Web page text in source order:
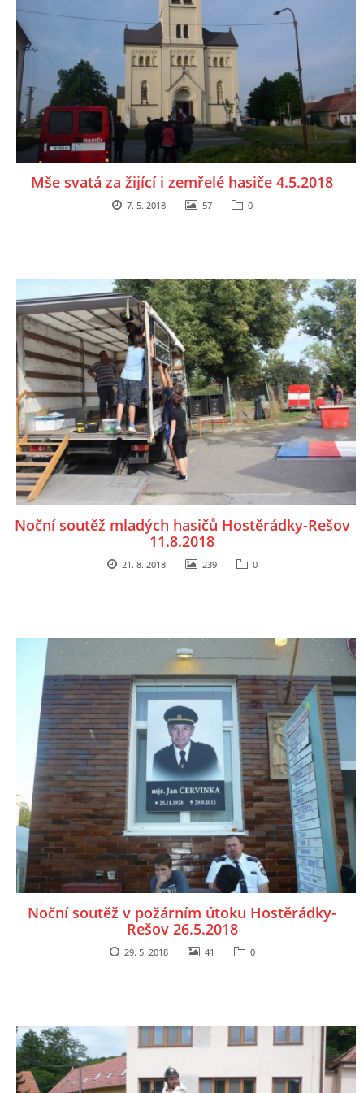
JEDNOTNÝ SYSTÉM VAROVÁNÍ A VYROZUMĚNÍ
OBYVATELSTVA ČR
VÝBOR SDH
KALENDÁŘ SDH
© 2026 eStránky.cz |Aktualizováno: 5. 8. 2026
Mše svatá za žijící i zemřelé hasiče 4.5.2018
7. 5. 2018 57 0
Noční soutěž mladých hasičů Hostěrádky-Rešov
11.8.2018
21. 8. 2018 239 0
Noční soutěž v požárním útoku Hostěrádky-
Rešov 26.5.2018
29. 5. 2018 41 0